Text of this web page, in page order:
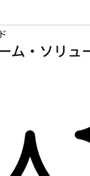
ム・ソリュ